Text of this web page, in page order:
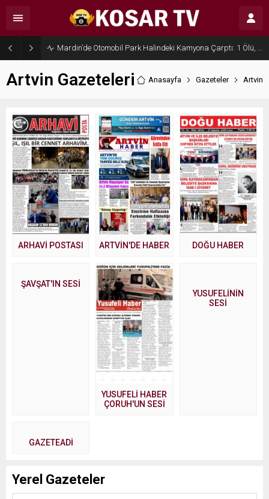
Mardin’de Otomobil Park Halindeki Kamyona Çarptı: 1 Ölü, 2 Yaralı
Artvin Gazeteleri Anasayfa Gazeteler Artvin
ARHAVİ POSTASI ARTVİN'DE HABER DOĞU HABER
ŞAVŞAT'IN SESİ
YUSUFELİ HABER
ÇORUH'UN SESİ
YUSUFELİNİN
SESİ
GAZETEADI
Yerel Gazeteler